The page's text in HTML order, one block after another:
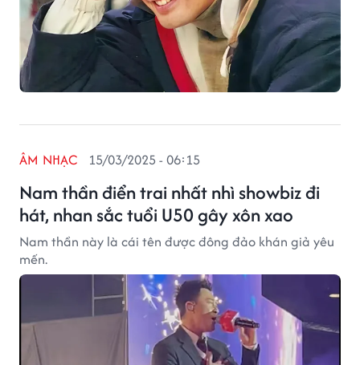
Nam thần điển trai nhất nhì showbiz đi
hát, nhan sắc tuổi U50 gây xôn xao
ÂM NHẠC 15/03/2025 - 06:15
Nam thần này là cái tên được đông đảo khán giả yêu
mến.